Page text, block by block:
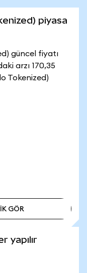
piyasa
güncel fiyatı
arzı 170,35
Tokenized)
GÖR
yapılır